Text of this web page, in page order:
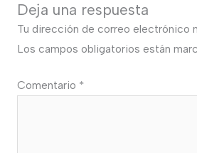
Deja una respuesta
Tu dirección de correo electrónico
Los campos obligatorios están
Comentario *